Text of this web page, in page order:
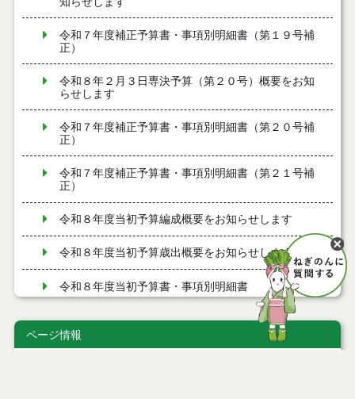
令和７年度補正予算書・事項別明細書（第１９号補
正）
令和８年２月３日専決予算（第２０号）概要をお知
らせします
令和７年度補正予算書・事項別明細書（第２０号補
正）
令和７年度補正予算書・事項別明細書（第２１号補
正）
令和８年度当初予算編成概要をお知らせします
令和８年度当初予算歳出概要をお知らせします
令和８年度当初予算書・事項別明細書
令和７年度補正予算書・事項別明細書（第１７号補
正）
ページ情報